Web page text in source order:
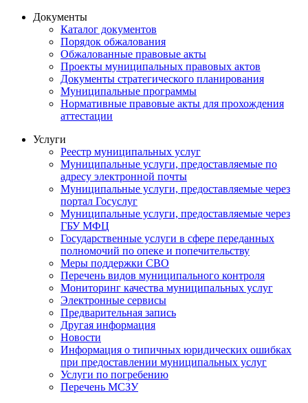
Документы
Каталог документов
Порядок обжалования
Обжалованные правовые акты
Проекты муниципальных правовых актов
Документы стратегического планирования
Муниципальные программы
Нормативные правовые акты для прохождения
аттестации
Услуги
Реестр муниципальных услуг
Муниципальные услуги, предоставляемые по
адресу электронной почты
Муниципальные услуги, предоставляемые через
портал Госуслуг
Муниципальные услуги, предоставляемые через
ГБУ МФЦ
Государственные услуги в сфере переданных
полномочий по опеке и попечительству
Меры поддержки СВО
Перечень видов муниципального контроля
Мониторинг качества муниципальных услуг
Электронные сервисы
Предварительная запись
Другая информация
Новости
Информация о типичных юридических ошибках
при предоставлении муниципальных услуг
Услуги по погребению
Перечень МСЗУ